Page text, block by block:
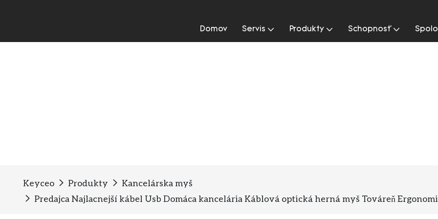
Domov Servis Produkty Schopnosť
Keyceo Produkty
Kancelárska myš
Predajca Najlacnejší kábel Usb Domáca kancelária Káblová optická herná myš Továreň